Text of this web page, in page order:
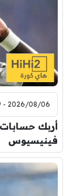
2026/08/06 - 02:39
أربك
فينيسيوس